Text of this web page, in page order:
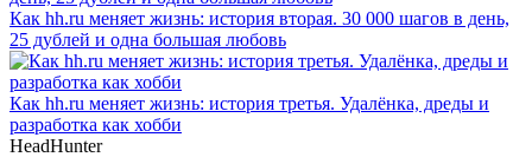
Как hh.ru меняет жизнь: история вторая. 30 000 шагов в день,
25 дублей и одна большая любовь
Как hh.ru меняет жизнь: история третья. Удалёнка, дреды и
разработка как хобби
HeadHunter